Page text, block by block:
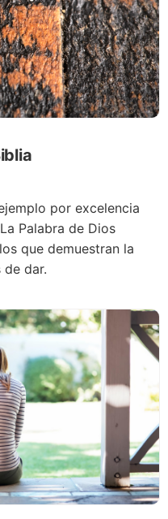
por excelencia
Palabra de Dios
que demuestran la
dar.